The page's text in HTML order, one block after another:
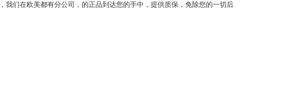
我们在欧美都有分公司，的正品到达您的手中，提供质保，免除您的一切后